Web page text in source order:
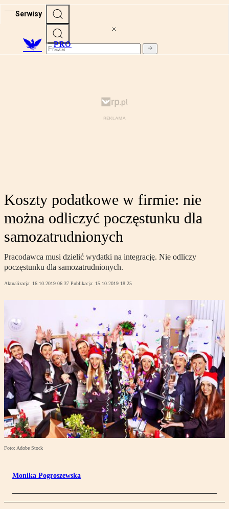
Serwisy
PRO
Koszty podatkowe w firmie: nie
można odliczyć poczęstunku dla
samozatrudnionych
Pracodawca musi dzielić wydatki na integrację. Nie odliczy
poczęstunku dla samozatrudnionych.
Aktualizacja: 16.10.2019 06:37 Publikacja: 15.10.2019 18:25
Foto: Adobe Stock
Monika Pogroszewska